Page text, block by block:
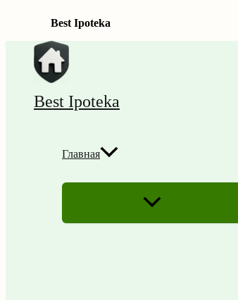
Best Ipoteka
Перейти
содержимому
Best Ipoteka
Главная
ПЕРЕКЛЮЧАТЕЛЬ
МЕНЮ